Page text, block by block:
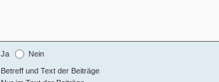
Ja Nein
Betreff und Text der Beiträge